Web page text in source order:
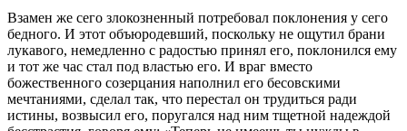
Взамен же сего злокозненный потребовал поклонения у сего
бедного. И этот объюродевший, поскольку не ощутил брани
лукавого, немедленно с радостью принял его, поклонился ему
и тот же час стал под властью его. И враг вместо
божественного созерцания наполнил его бесовскими
мечтаниями, сделал так, что перестал он трудиться ради
истины, возвысил его, поругался над ним тщетной надеждой